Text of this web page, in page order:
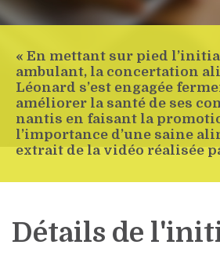
« En mettant sur pied
ambulant, la concertation
Léonard s’est engagée
améliorer la santé de ses
nantis en faisant la
l’importance d’une saine
extrait de la vidéo réalisée
Détails de